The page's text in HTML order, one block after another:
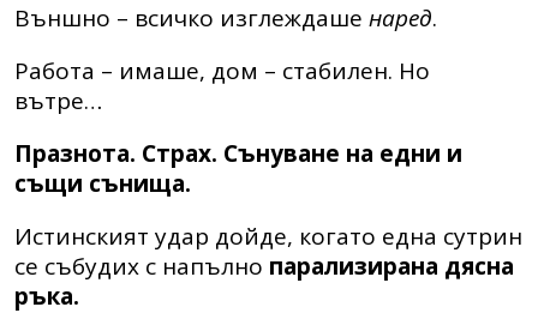
Външно – всичко изглеждаше наред.
Работа – имаше, дом – стабилен. Но
вътре…
Празнота. Страх. Сънуване на едни и
същи сънища.
Истинският удар дойде, когато една сутрин
се събудих с напълно парализирана дясна
ръка.